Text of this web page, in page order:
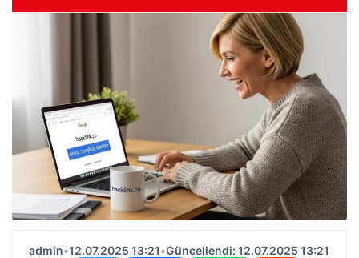
admin•12.07.2025 13:21•Güncellendi: 12.07.2025 13:21